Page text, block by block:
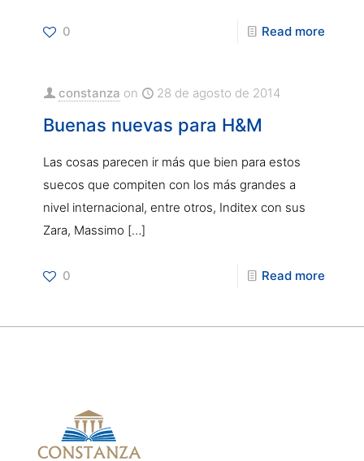
0 Read more
constanza on 28 de agosto de 2014
Buenas nuevas para H&M
Las cosas parecen ir más que bien para estos
suecos que compiten con los más grandes a
nivel internacional, entre otros, Inditex con sus
Zara, Massimo […]
0 Read more